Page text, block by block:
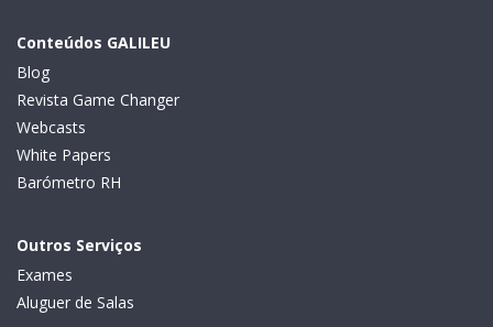
Conteúdos GALILEU
Blog
Revista Game Changer
Webcasts
White Papers
Barómetro RH
Outros Serviços
Exames
Aluguer de Salas